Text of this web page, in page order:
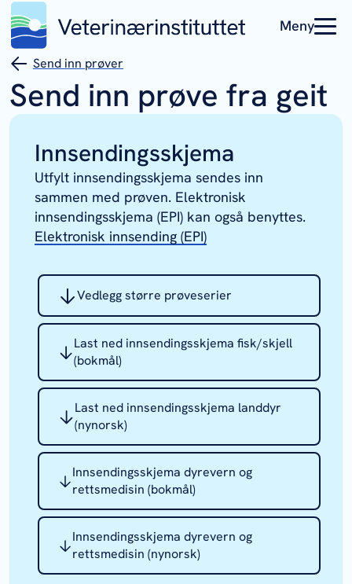
Meny
Send inn prøver
Send inn prøve fra geit
Innsendingsskjema
Utfylt innsendingsskjema sendes inn
sammen med prøven. Elektronisk
innsendingsskjema (EPI) kan også benyttes.
Elektronisk innsending (EPI)
Vedlegg større prøveserier
Last ned innsendingsskjema fisk/skjell
(bokmål)
Last ned innsendingsskjema landdyr
(nynorsk)
Innsendingsskjema dyrevern og
rettsmedisin (bokmål)
Innsendingsskjema dyrevern og
rettsmedisin (nynorsk)